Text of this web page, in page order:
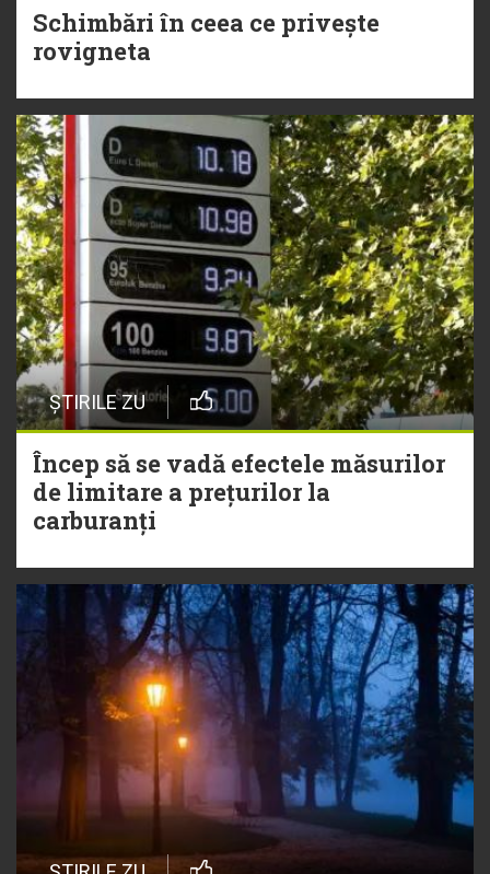
Schimbări în ceea ce privește
rovigneta
ȘTIRILE ZU
Încep să se vadă efectele măsurilor
de limitare a prețurilor la
carburanți